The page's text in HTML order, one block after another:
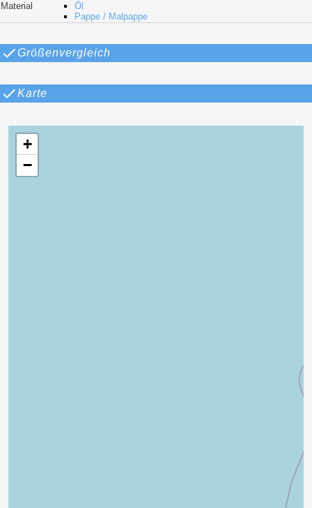
Material
Öl
Pappe / Malpappe
Größenvergleich
Karte
+
−